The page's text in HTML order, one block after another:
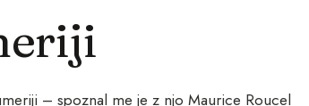
– spoznal me je z njo Maurice Roucel